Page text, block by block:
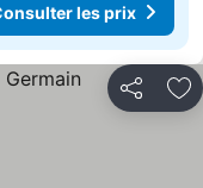
les prix
Partager